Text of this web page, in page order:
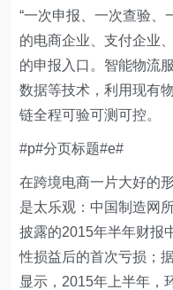
“一次申报、一次查验、
的电商企业、支付企业
的申报入口。智能物流
数据等技术，利用现有
链全程可验可测可控。
#p#分页标题#e#
在跨境电商一片大好的
是太乐观：中国制造网
披露的2015年半年财报
性损益后的首次亏损；
显示，2015年上半年，